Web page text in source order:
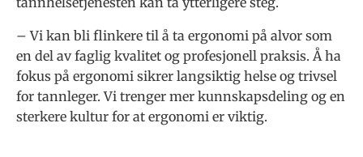
–Vi kan bli flinkere til å ta ergonomi på alvor som
en del av faglig kvalitet og profesjonell praksis. Å ha
fokus på ergonomi sikrer langsiktig helse og trivsel
for tannleger. Vi trenger mer kunnskapsdeling og en
sterkere kultur for at ergonomi er viktig.